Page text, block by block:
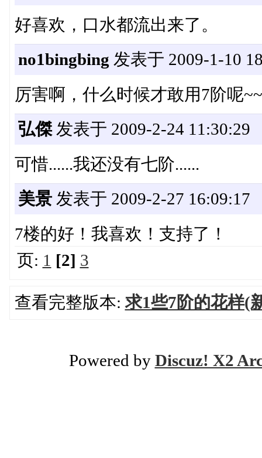
好喜欢，口水都流出来了。
no1bingbing 发表于 2009-1-10
厉害啊，什么时候才敢用7阶呢~~
弘傑发表于 2009-2-24 11:30:29
可惜......我还没有七阶......
美景发表于 2009-2-27 16:09:17
7楼的好！我喜欢！支持了！
页: 1 [2] 3
查看完整版本:求1些7阶的花样(
Powered by Discuz! X2